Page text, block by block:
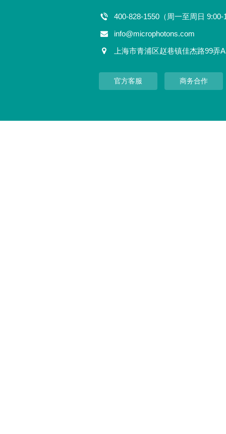
400-828-1550（周一至周日 9:00-
info@microphotons.com
上海市青浦区赵巷镇佳杰路99弄
官方客服 商务合作